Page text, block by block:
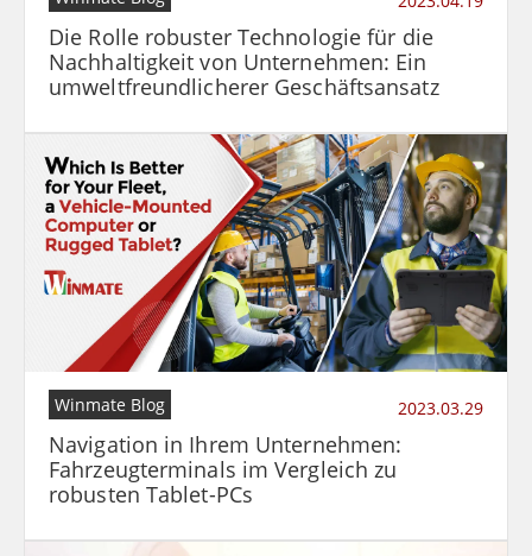
Die Rolle robuster Technologie für die
Nachhaltigkeit von Unternehmen: Ein
umweltfreundlicherer Geschäftsansatz
Winmate Blog 2023.03.29
Navigation in Ihrem Unternehmen:
Fahrzeugterminals im Vergleich zu
robusten Tablet-PCs